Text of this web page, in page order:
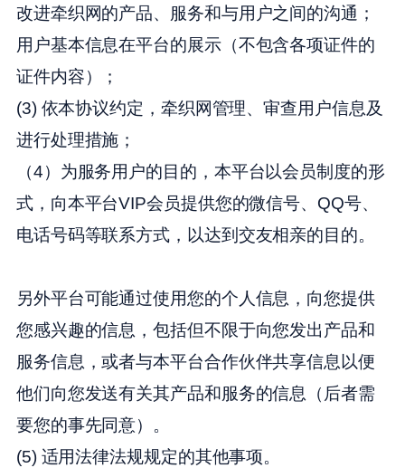
改进牵织网的产品、服务和与用户之间的沟通；
用户基本信息在平台的展示（不包含各项证件的
证件内容）；
(3) 依本协议约定，牵织网管理、审查用户信息及
进行处理措施；
（4）为服务用户的目的，本平台以会员制度的形
式，向本平台VIP会员提供您的微信号、QQ号、
电话号码等联系方式，以达到交友相亲的目的。
另外平台可能通过使用您的个人信息，向您提供
您感兴趣的信息，包括但不限于向您发出产品和
服务信息，或者与本平台合作伙伴共享信息以便
他们向您发送有关其产品和服务的信息（后者需
要您的事先同意）。
(5) 适用法律法规规定的其他事项。